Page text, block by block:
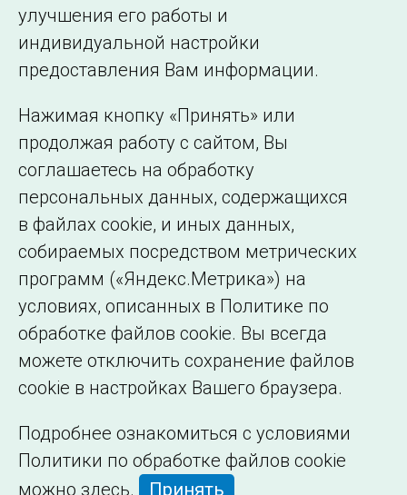
©2005–2026 АО «СО ЕЭС»
Филиалы и
представительства
образовательной
организации
улучшения его работы и
индивидуальной настройки
предоставления Вам информации.
Нажимая кнопку «Принять» или
продолжая работу с сайтом, Вы
соглашаетесь на обработку
персональных данных, содержащихся
в файлах cookie, и иных данных,
собираемых посредством метрических
программ («Яндекс.Метрика») на
условиях, описанных в Политике по
обработке файлов cookie. Вы всегда
можете отключить сохранение файлов
cookie в настройках Вашего браузера.
Подробнее ознакомиться с условиями
Политики по обработке файлов cookie
можно здесь. Принять